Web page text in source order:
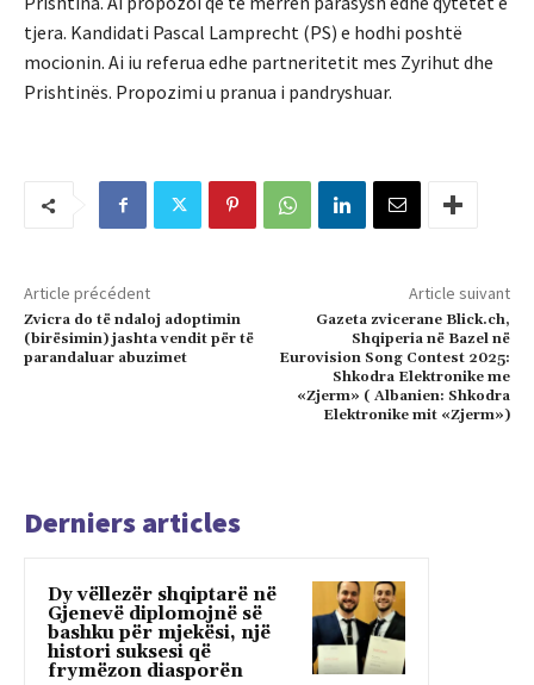
tjera. Kandidati Pascal Lamprecht (PS) e hodhi poshtë
mocionin. Ai iu referua edhe partneritetit mes Zyrihut dhe
Prishtinës. Propozimi u pranua i pandryshuar.
Article précédent
Zvicra do të ndaloj adoptimin
(birësimin) jashta vendit për të
parandaluar abuzimet
Article suivant
Gazeta zvicerane Blick.ch,
Shqiperia në Bazel në
Eurovision Song Contest 2025:
Shkodra Elektronike me
«Zjerm» ( Albanien: Shkodra
Elektronike mit «Zjerm»)
Derniers articles
Dy vëllezër shqiptarë në
Gjenevë diplomojnë së
bashku për mjekësi, një
histori suksesi që
frymëzon diasporën